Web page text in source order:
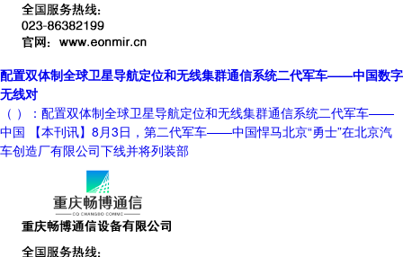
配置双体制全球卫星导航定位和无线集群通信系统二代军车——中国数字
无线对
（ ）：配置双体制全球卫星导航定位和无线集群通信系统二代军车——
中国 【本刊讯】8月3日，第二代军车——中国悍马北京“勇士”在北京汽
车创造厂有限公司下线并将列装部